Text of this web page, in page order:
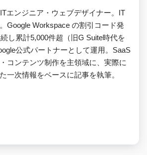
エンジニア・ウェブデザイナー。IT
Google Workspace の割引コード発
し累計5,000件超（旧G Suite時代を
公式パートナーとして運用。SaaS
コンテンツ制作を主領域に、実際に
一次情報をベースに記事を執筆。